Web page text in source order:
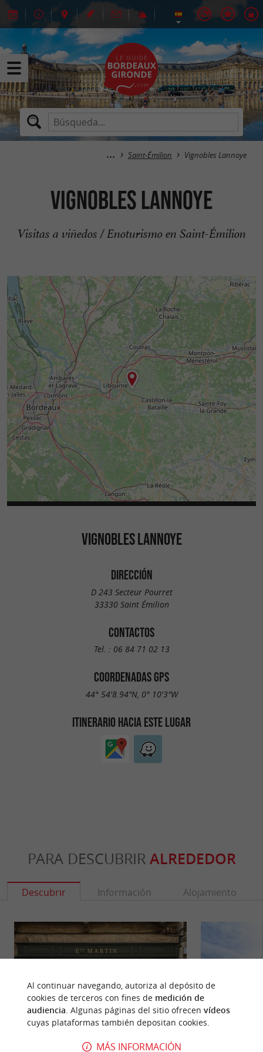
Saint-Émilion Vignobles Lannoye
Vignobles Lannoye
Visitas a viñedos / Enoturismo en Saint-Émilion
VIGNOBLES LANNOYE
DIRECCIÓN
D 243 Secteur Pourret
33330 Saint Émilion
CONTACTOS
Tel. : 06 84 71 02 13
COORDENADAS GPS
44° 54'8.94"N, 0° 10'3"W
ITINERARIO HACIA ESTE LUGAR
PARA DESCUBRIR ALREDEDOR
Descubrir Información Alojamiento
Al continuar navegando, autoriza al depósito de
cookies de terceros con fines de medición de
audiencia . Algunas páginas del sitio ofrecen vídeos
cuyas plataformas también depositan cookies.
MÁS INFORMACIÓN